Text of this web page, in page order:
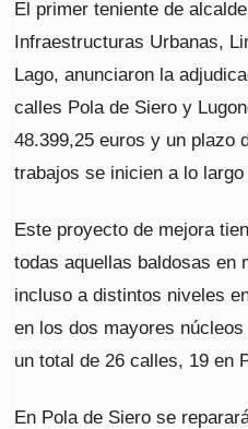
El primer teniente de
Infraestructuras Urbanas,
Lago, anunciaron la
calles Pola de Siero y
48.399,25 euros y un plazo
trabajos se inicien a lo
Este proyecto de mejora
todas aquellas baldosas en
incluso a distintos niveles
en los dos mayores
un total de 26 calles, 19 en
En Pola de Siero se